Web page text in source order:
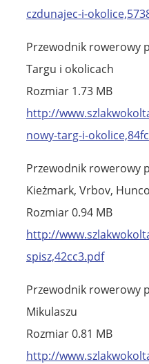
czdunajec-i-
Przewodnik rowerowy
Targu i okolicach
Rozmiar 1.73 MB
http://
nowy-targ-i-
Przewodnik rowerowy
Kieżmark, Vrbov,
Rozmiar 0.94 MB
http://
spisz,42cc3.pdf
Przewodnik rowerowy
Mikulaszu
Rozmiar 0.81 MB
http://